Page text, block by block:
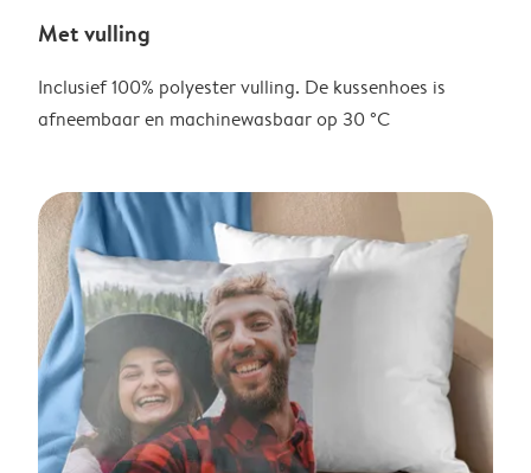
Met vulling
Inclusief 100% polyester vulling. De kussenhoes is
afneembaar en machinewasbaar op 30 °C